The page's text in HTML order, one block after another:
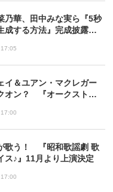
乃華、田中みな実ら『5秒
成する方法』完成披露に
イ＆ユアン・マクレガー
オン？ 『オークストリ
歌う！ 『昭和歌謡劇 歌
ス♪』11月より上演決定